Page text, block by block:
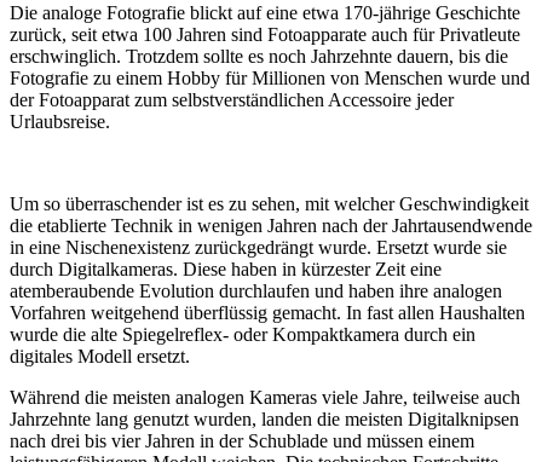
Die analoge Fotografie blickt auf eine etwa 170-jährige Geschichte
zurück, seit etwa 100 Jahren sind Fotoapparate auch für Privatleute
erschwinglich. Trotzdem sollte es noch Jahrzehnte dauern, bis die
Fotografie zu einem Hobby für Millionen von Menschen wurde und
der Fotoapparat zum selbstverständlichen Accessoire jeder
Urlaubsreise.
Um so überraschender ist es zu sehen, mit welcher Geschwindigkeit
die etablierte Technik in wenigen Jahren nach der Jahrtausendwende
in eine Nischenexistenz zurückgedrängt wurde. Ersetzt wurde sie
durch Digitalkameras. Diese haben in kürzester Zeit eine
atemberaubende Evolution durchlaufen und haben ihre analogen
Vorfahren weitgehend überflüssig gemacht. In fast allen Haushalten
wurde die alte Spiegelreflex- oder Kompaktkamera durch ein
digitales Modell ersetzt.
Während die meisten analogen Kameras viele Jahre, teilweise auch
Jahrzehnte lang genutzt wurden, landen die meisten Digitalknipsen
nach drei bis vier Jahren in der Schublade und müssen einem